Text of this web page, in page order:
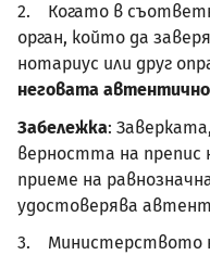
2. Когато в
орган, който да
нотариус или друг
неговата
Забележка:
верността на препис
приеме на
удостоверява
3. Министерството